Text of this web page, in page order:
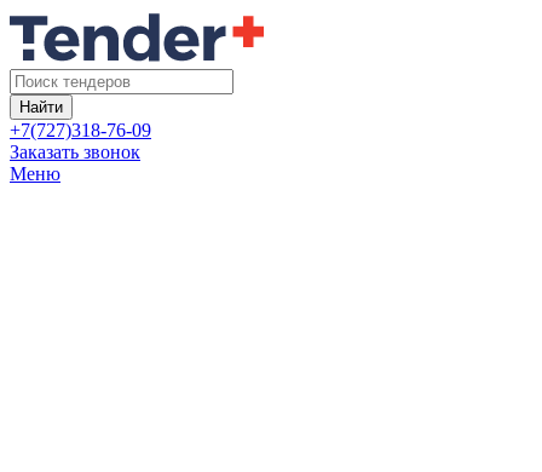
Найти
+7(727)318-76-09
Заказать звонок
Меню